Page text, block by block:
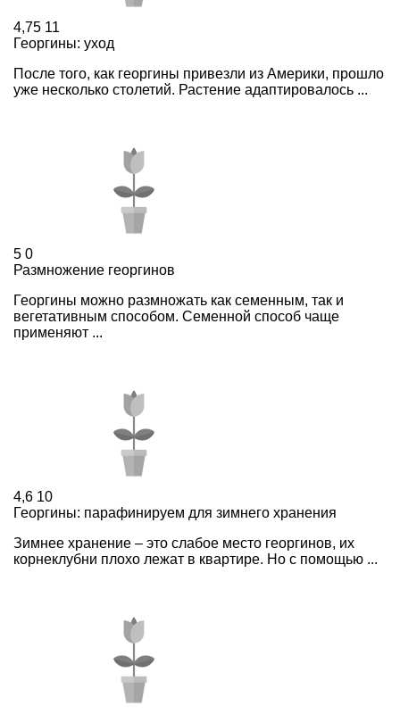
4,75 11
Георгины: уход
После того, как георгины привезли из Америки, прошло
уже несколько столетий. Растение адаптировалось ...
5 0
Размножение георгинов
Георгины можно размножать как семенным, так и
вегетативным способом. Семенной способ чаще
применяют ...
4,6 10
Георгины: парафинируем для зимнего хранения
Зимнее хранение – это слабое место георгинов, их
корнеклубни плохо лежат в квартире. Но с помощью ...